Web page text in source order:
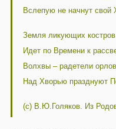
Вслепую не начнут свой
Земля ликующих костров
Идет по Времени к
Волхвы – радетели
Над Хворью празднуют
(с) В.Ю.Голяков. Из